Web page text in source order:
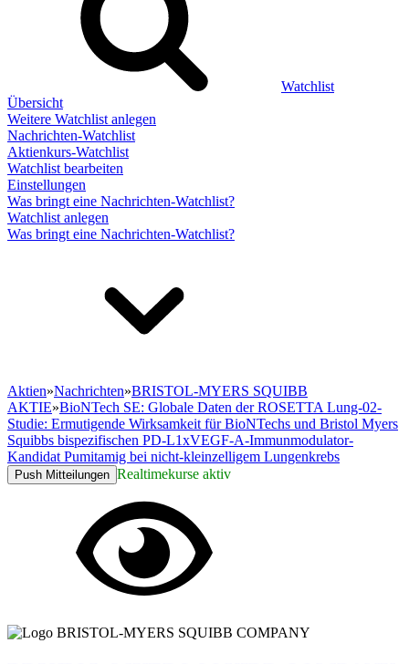
Watchlist
Übersicht
Weitere Watchlist anlegen
Nachrichten-Watchlist
Aktienkurs-Watchlist
Watchlist bearbeiten
Einstellungen
Was bringt eine Nachrichten-Watchlist?
Watchlist anlegen
Was bringt eine Nachrichten-Watchlist?
Aktien»Nachrichten»BRISTOL-MYERS SQUIBB
AKTIE»BioNTech SE: Globale Daten der ROSETTA Lung-02-
Studie: Ermutigende Wirksamkeit für BioNTechs und Bristol Myers
Squibbs bispezifischen PD-L1xVEGF-A-Immunmodulator-
Kandidat Pumitamig bei nicht-kleinzelligem Lungenkrebs
Push Mitteilungen Realtimekurse aktiv